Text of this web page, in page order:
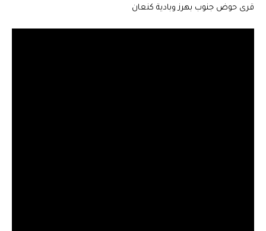
قرى حوض جنوب بهرز وبادية كنعان